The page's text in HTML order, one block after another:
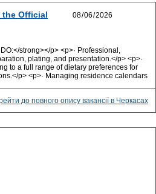
the Official
strong></p> <p>· Professional,
plating, and presentation.</p> <p>·
to a full range of dietary preferences for
p> <p>· Managing residence calendars
до повного опису вакансії в Черкасах